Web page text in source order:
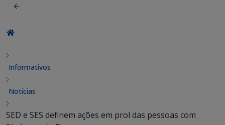
Informativos
Notícias
SED e SES definem ações em prol das pessoas com